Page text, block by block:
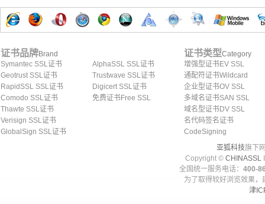
证书品牌Brand
Symantec SSL证书
Geotrust SSL证书
RapidSSL SSL证书
Comodo SSL证书
Thawte SSL证书
Verisign SSL证书
GlobalSign SSL证书
AlphaSSL SSL证书
Trustwave SSL证书
Digicert SSL证书
免费证书Free SSL
证书类型Category
增强型证书EV SSL
通配符证书Wildcard
企业型证书OV SSL
多域名证书SAN SSL
域名型证书DV SSL
名代码签名证书
CodeSigning
亚狐科技旗下
Copyright © CHINASSL
全国统一服务电话： 400-
为了取得较好浏览效果
津